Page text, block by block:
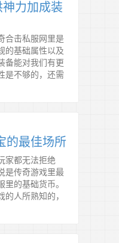
力加成装
合击私服网里是
的基础属性以及
备能对我们有更
是不够的，还需
的最佳场所
家都无法拒绝
是传奇游戏里最
的基础货币。
人所熟知的，